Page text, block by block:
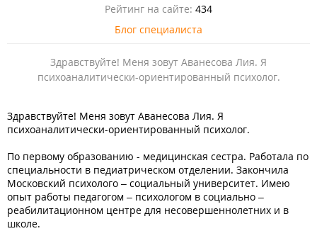
Рейтинг на сайте: 434
Блог специалиста
Здравствуйте! Меня зовут Аванесова Лия. Я
психоаналитически-ориентированный психолог.
Здравствуйте! Меня зовут Аванесова Лия. Я
психоаналитически-ориентированный психолог.
По первому образованию - медицинская сестра. Работала по
специальности в педиатрическом отделении. Закончила
Московский психолого – социальный университет. Имею
опыт работы педагогом – психологом в социально –
реабилитационном центре для несовершеннолетних и в
школе.